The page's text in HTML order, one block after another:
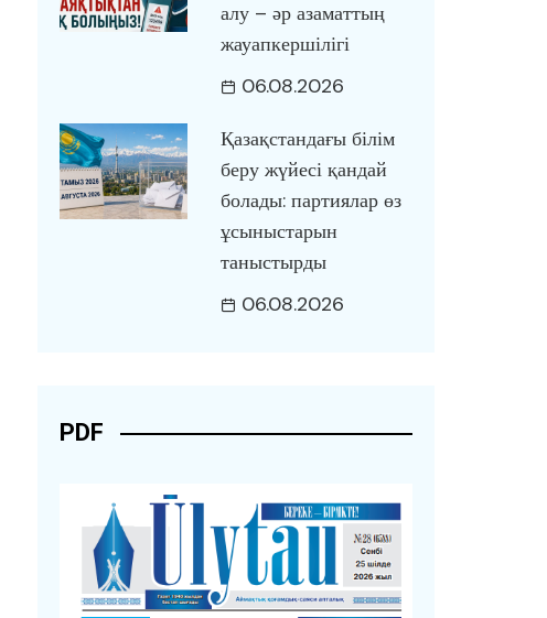
алу – әр азаматтың
жауапкершілігі
06.08.2026
Қазақстандағы білім
беру жүйесі қандай
болады: партиялар өз
ұсыныстарын
таныстырды
06.08.2026
PDF